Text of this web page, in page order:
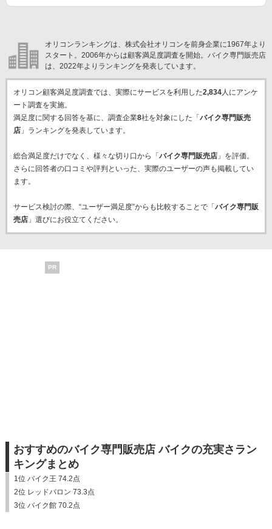
オリコンランキングは、株式会社オリコンを前身企業に1967年より
スタート。2006年からは顧客満足度調査を開始。バイク専門販売店
は、2022年よりランキングを発表しています。
オリコン顧客満足度調査では、実際にサービスを利用した2,834人にアンケ
ート調査を実施。
満足度に関する回答を基に、調査企業8社を対象にした「 バイク専門販売
店」ランキングを発表しています。
総合満足度だけでなく、様々な切り口から「 バイク専門販売店」を評価。
さらに回答者の口コミや評判といった、実際のユーザーの声も掲載してい
ます。
サービス検討の際、“ユーザー満足度”からも比較することで「 バイク専門販
売店」選びにお役立てください。
PR
おすすめのバイク専門販売店 バイクの充実さラン
キングまとめ
1位 バイク王 74.2点
2位 レッドバロン 73.3点
3位 バイク館 70.2点